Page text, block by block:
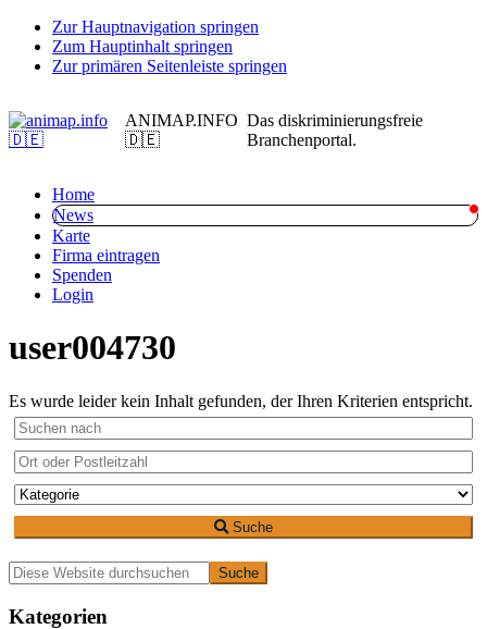
Zur Hauptnavigation springen
Zum Hauptinhalt springen
Zur primären Seitenleiste springen
ANIMAP.INFO
🇩🇪
Das diskriminierungsfreie
Branchenportal.
Home
News
Karte
Firma eintragen
Spenden
Login
user004730
Es wurde leider kein Inhalt gefunden, der Ihren Kriterien entspricht.
Suche
Primäre
Seitenleiste
Diese
Website
durchsuchen
Kategorien